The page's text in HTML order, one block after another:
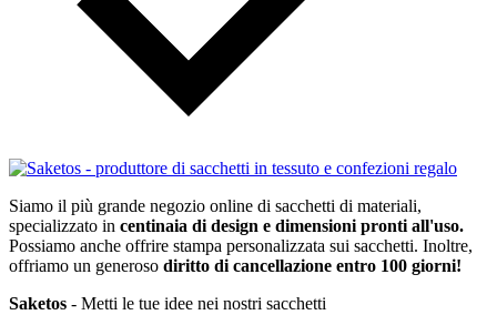
Siamo il più grande negozio online di sacchetti di materiali,
specializzato in centinaia di design e dimensioni pronti all'uso.
Possiamo anche offrire stampa personalizzata sui sacchetti. Inoltre,
offriamo un generoso diritto di cancellazione entro 100 giorni!
Saketos - Metti le tue idee nei nostri sacchetti